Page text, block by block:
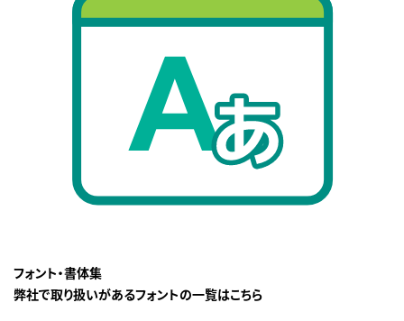
フォント・書体集
弊社で取り扱いがあるフォントの一覧はこちら